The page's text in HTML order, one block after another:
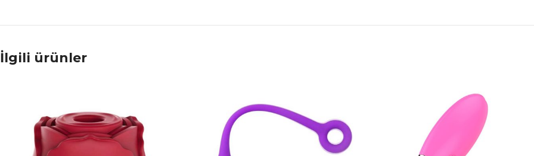
İlgili ürünler